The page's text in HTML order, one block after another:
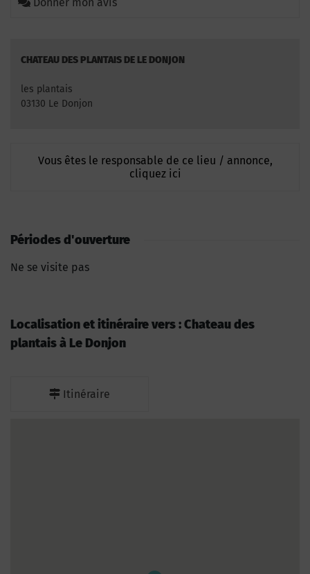
CHATEAU DES PLANTAIS DE LE DONJON
les plantais
03130 Le Donjon
Vous êtes le responsable de ce lieu / annonce,
cliquez ici
Périodes d'ouverture
Ne se visite pas
Localisation et itinéraire vers : Chateau des
plantais à Le Donjon
Itinéraire